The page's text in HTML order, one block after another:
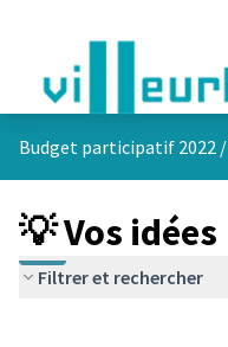
Budget participatif 2022 /
💡 Vos idées
Filtrer et rechercher